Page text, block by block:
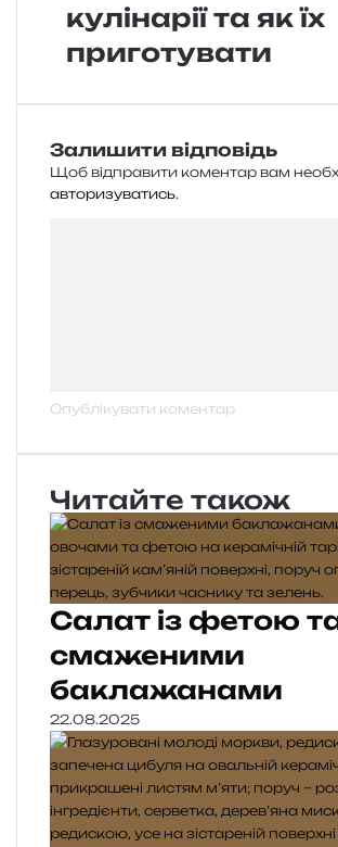
кулінарії та як їх
приготувати
Залишити відповідь
Щоб відправити коментар вам
авторизуватись.
Читайте також
Салат із фетою
смаженими
баклажанами
22.08.2025